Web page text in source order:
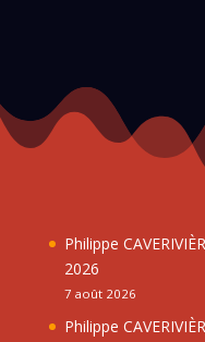
Philippe
2026
7 août 2026
Philippe